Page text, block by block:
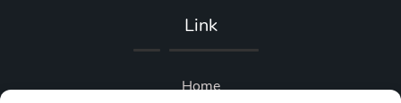
Link
Home